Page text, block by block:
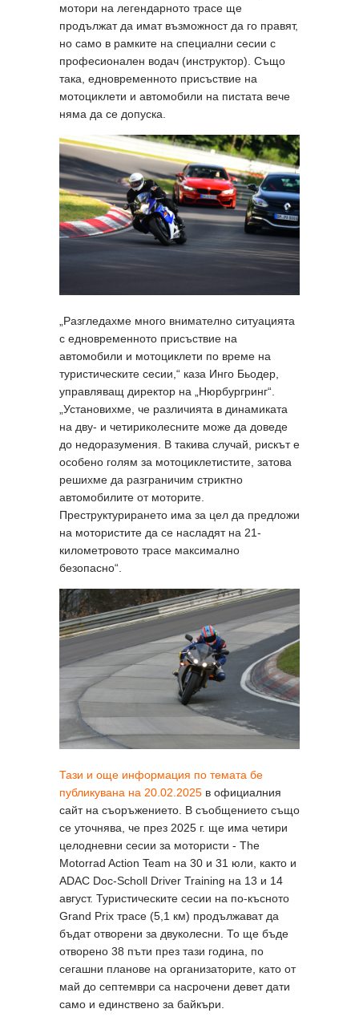
мотори на легендарното трасе ще
продължат да имат възможност да го правят,
но само в рамките на специални сесии с
професионален водач (инструктор). Също
така, едновременното присъствие на
мотоциклети и автомобили на пистата вече
няма да се допуска.
„Разгледахме много внимателно ситуацията
с едновременното присъствие на
автомобили и мотоциклети по време на
туристическите сесии,“ каза Инго Бьодер,
управляващ директор на „Нюрбургринг“.
„Установихме, че различията в динамиката
на дву- и четириколесните може да доведе
до недоразумения. В такива случай, рискът е
особено голям за мотоциклетистите, затова
решихме да разграничим стриктно
автомобилите от моторите.
Преструктурирането има за цел да предложи
на мотористите да се насладят на 21-
километровото трасе максимално
безопасно“.
Тази и още информация по темата бе
публикувана на 20.02.2025 в официалния
сайт на съоръжението. В съобщението също
се уточнява, че през 2025 г. ще има четири
целодневни сесии за мотористи - The
Motorrad Action Team на 30 и 31 юли, както и
ADAC Doc-Scholl Driver Training на 13 и 14
август. Туристическите сесии на по-късното
Grand Prix трасе (5,1 км) продължават да
бъдат отворени за двуколесни. То ще бъде
отворено 38 пъти през тази година, по
сегашни планове на организаторите, като от
май до септември са насрочени девет дати
само и единствено за байкъри.